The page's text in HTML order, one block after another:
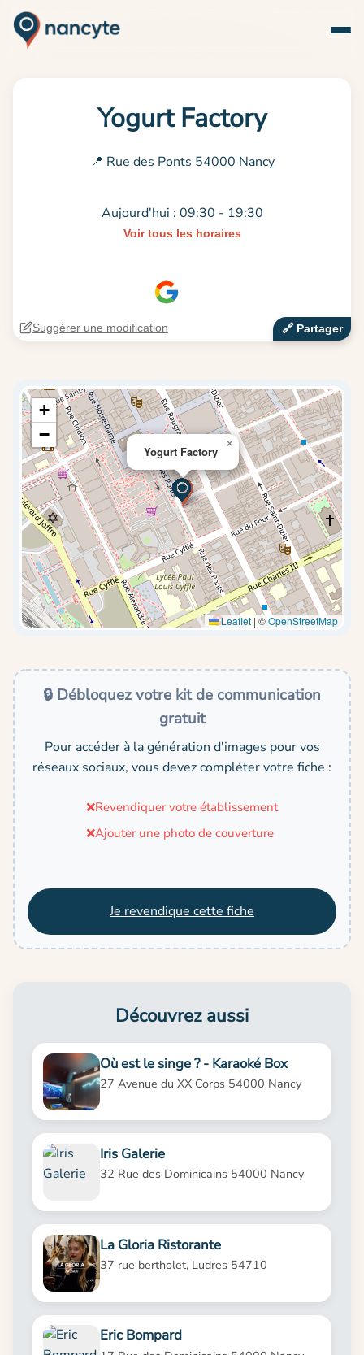
Yogurt Factory
📍 Rue des Ponts 54000 Nancy
Aujourd'hui : 09:30 - 19:30
Voir tous les horaires
🔗‍️ Partager
Suggérer une modification
Yogurt Factory
×
+
−
Leaflet | ©OpenStreetMap
🔒 Débloquez votre kit de communication
gratuit
Pour accéder à la génération d'images pour vos
réseaux sociaux, vous devez compléter votre fiche :
❌Revendiquer votre établissement
❌Ajouter une photo de couverture
Je revendique cette fiche
Découvrez aussi
Où est le singe ? - Karaoké Box
27 Avenue du XX Corps 54000 Nancy
Iris Galerie
32 Rue des Dominicains 54000 Nancy
La Gloria Ristorante
37 rue bertholet, Ludres 54710
Eric Bompard